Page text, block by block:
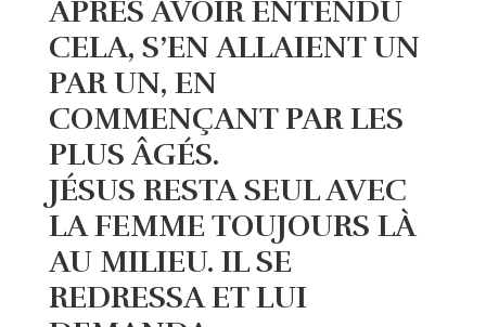
APRÈS AVOIR ENTENDU
CELA, S’EN ALLAIENT UN
PAR UN, EN
COMMENÇANT PAR LES
PLUS ÂGÉS.
JÉSUS RESTA SEUL AVEC
LA FEMME TOUJOURS LÀ
AU MILIEU. IL SE
REDRESSA ET LUI